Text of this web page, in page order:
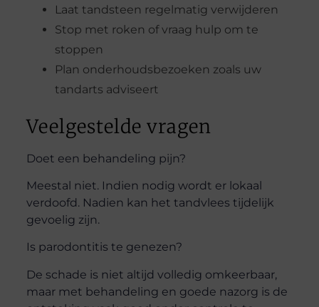
Laat tandsteen regelmatig verwijderen
Stop met roken of vraag hulp om te
stoppen
Plan onderhoudsbezoeken zoals uw
tandarts adviseert
Veelgestelde vragen
Doet een behandeling pijn?
Meestal niet. Indien nodig wordt er lokaal
verdoofd. Nadien kan het tandvlees tijdelijk
gevoelig zijn.
Is parodontitis te genezen?
De schade is niet altijd volledig omkeerbaar,
maar met behandeling en goede nazorg is de